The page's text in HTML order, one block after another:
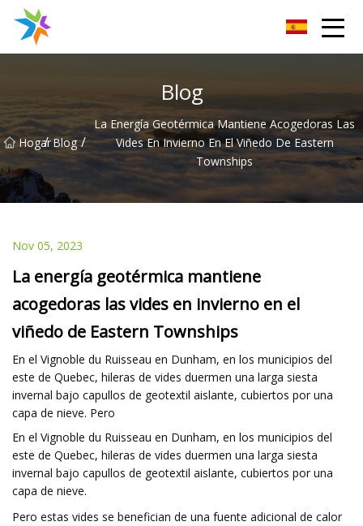
Blog
Hogar
/ Blog /
La Energía Geotérmica Mantiene Acogedoras Las
Vides En Invierno En El Viñedo De Eastern
Townships
Nov 05, 2023
La energía geotérmica mantiene
acogedoras las vides en invierno en el
viñedo de Eastern Townships
En el Vignoble du Ruisseau en Dunham, en los municipios del
este de Quebec, hileras de vides duermen una larga siesta
invernal bajo capullos de geotextil aislante, cubiertos por una
capa de nieve. Pero
En el Vignoble du Ruisseau en Dunham, en los municipios del
este de Quebec, hileras de vides duermen una larga siesta
invernal bajo capullos de geotextil aislante, cubiertos por una
capa de nieve.
Pero estas vides se benefician de una fuente adicional de calor